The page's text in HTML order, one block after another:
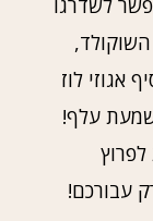
לשדרגו
אגוזי לוז
עלף!
עבורכם!